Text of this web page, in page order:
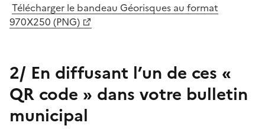
Télécharger le bandeau Géorisques au format
970X250 (PNG)
2/ En diffusant l’un de ces «
QR code » dans votre bulletin
municipal